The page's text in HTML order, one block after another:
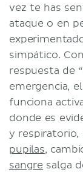
vez te has
ataque o en
simpático.
respuesta de
emergencia,
funciona
donde es
y respiratorio,
pupilas,
sangre salga